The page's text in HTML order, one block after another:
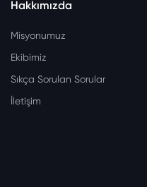
Hakkımızda
Misyonumuz
Ekibimiz
Sıkça Sorulan Sorular
İletişim